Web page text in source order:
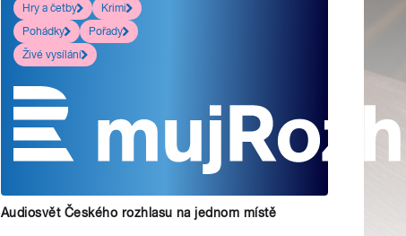
Hry a četby
Krimi
Pohádky
Pořady
Živé vysílání
Audiosvět Českého rozhlasu na jednom místě